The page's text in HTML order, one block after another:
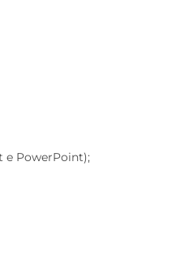
e PowerPoint);